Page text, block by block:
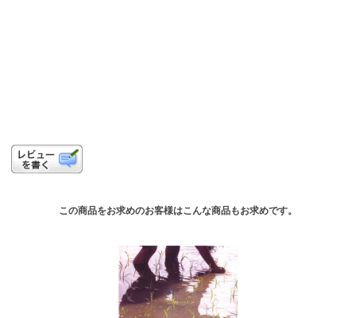
この商品をお求めのお客様はこんな商品もお求めです。